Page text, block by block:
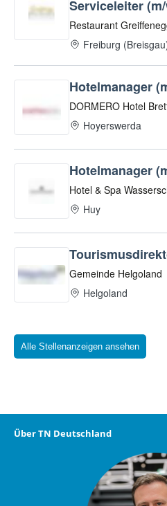
Alle Stellenanzeigen ansehen
Über TN Deutschland